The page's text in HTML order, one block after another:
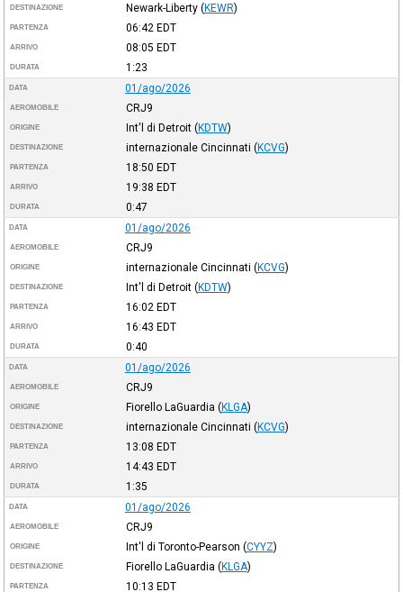
DESTINAZIONE Newark-Liberty (KEWR)
PARTENZA 06:42 EDT
ARRIVO 08:05 EDT
DURATA 1:23
DATA 01/ago/2026
AEROMOBILE CRJ9
ORIGINE Int'l di Detroit (KDTW)
DESTINAZIONE internazionale Cincinnati (KCVG)
PARTENZA 18:50 EDT
ARRIVO 19:38 EDT
DURATA 0:47
DATA 01/ago/2026
AEROMOBILE CRJ9
ORIGINE internazionale Cincinnati (KCVG)
DESTINAZIONE Int'l di Detroit (KDTW)
PARTENZA 16:02 EDT
ARRIVO 16:43 EDT
DURATA 0:40
DATA 01/ago/2026
AEROMOBILE CRJ9
ORIGINE Fiorello LaGuardia (KLGA)
DESTINAZIONE internazionale Cincinnati (KCVG)
PARTENZA 13:08 EDT
ARRIVO 14:43 EDT
DURATA 1:35
DATA 01/ago/2026
AEROMOBILE CRJ9
ORIGINE Int'l di Toronto-Pearson (CYYZ)
DESTINAZIONE Fiorello LaGuardia (KLGA)
PARTENZA 10:13 EDT